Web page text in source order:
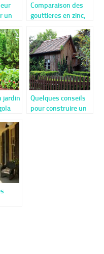
un
Comparaison des
gouttieres en zinc,
jardin
Quelques conseils
pour construire un